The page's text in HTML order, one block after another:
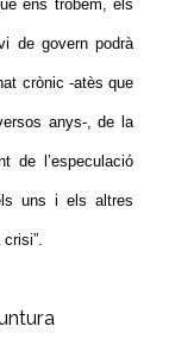
ens trobem, els
de govern podrà
crònic -atès que
anys-, de la
de l’especulació
uns i els altres